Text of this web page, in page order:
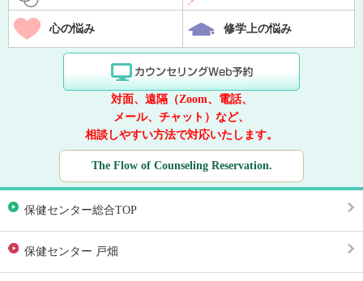
心の悩み 修学上の悩み
対面、遠隔（Zoom、電話、
メール、チャット）など、
相談しやすい方法で対応いたします。
The Flow of Counseling Reservation.
保健センター総合TOP
保健センター 戸畑